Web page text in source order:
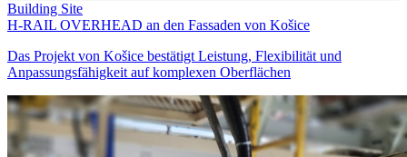
Building Site
H-RAIL OVERHEAD an den Fassaden von Košice
Das Projekt von Košice bestätigt Leistung, Flexibilität und
Anpassungsfähigkeit auf komplexen Oberflächen